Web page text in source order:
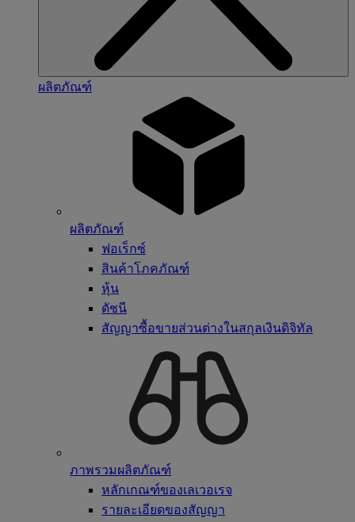
ผลิตภัณฑ์
ผลิตภัณฑ์
ฟอเร็กซ์
สินค้าโภคภัณฑ์
หุ้น
ดัชนี
สัญญาซื้อขายส่วนต่างในสกุลเงินดิจิทัล
ภาพรวมผลิตภัณฑ์
หลักเกณฑ์ของเลเวอเรจ
รายละเอียดของสัญญา